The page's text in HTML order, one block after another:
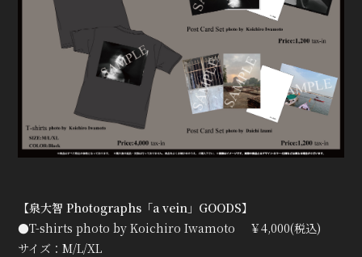
【泉大智 Photographs「a vein」GOODS】
●T-shirts photo by Koichiro Iwamoto ￥4,000(税込)
サイズ：M/L/XL